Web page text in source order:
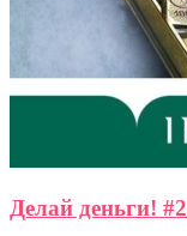
Делай деньги! #2